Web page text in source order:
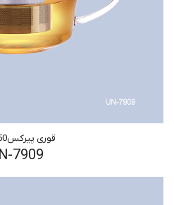
قوری پیرکس850میل
7909